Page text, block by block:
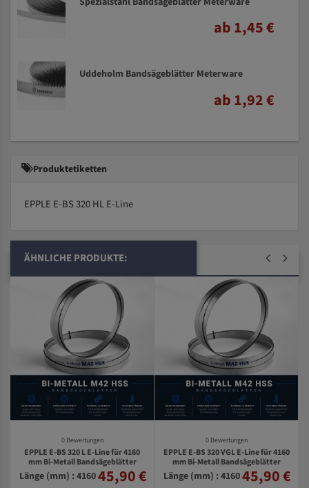
ab 1,45 €
Uddeholm Bandsägeblätter Meterware
ab 1,92 €
Produktetiketten
EPPLE E-BS 320 HL E-Line
ÄHNLICHE PRODUKTE:
0 Bewertungen
EPPLE E-BS 320 L E-Line für 4160
mm Bi-Metall Bandsägeblätter
Länge (mm) : 416045,90 €
0 Bewertungen
EPPLE E-BS 320 VGL E-Line für 4160
mm Bi-Metall Bandsägeblätter
Länge (mm) : 416045,90 €